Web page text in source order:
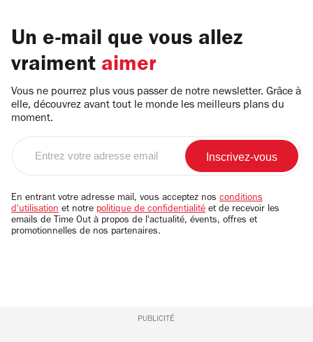
Un e-mail que vous allez
vraiment aimer
Vous ne pourrez plus vous passer de notre newsletter. Grâce à
elle, découvrez avant tout le monde les meilleurs plans du
moment.
email
En entrant votre adresse mail, vous acceptez nos conditions
d'utilisation et notre politique de confidentialité et de recevoir les
emails de Time Out à propos de l'actualité, évents, offres et
promotionnelles de nos partenaires.
PUBLICITÉ